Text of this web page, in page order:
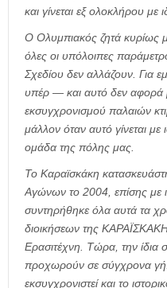
και γίνεται εξ ολοκλήρου με
Ο Ολυμπιακός ζητά κυρίως
όλες οι υπόλοιπες
Σχεδίου δεν αλλάζουν. Για
υπέρ — και αυτό δεν
εκσυγχρονισμού παλαιών
μάλλον όταν αυτό γίνεται με
ομάδα της πόλης μας.
Το Καραϊσκάκη
Αγώνων το 2004, επίσης με
συντηρήθηκε όλα αυτά τα
διοικήσεων της
Ερασιτέχνη. Τώρα, την ίδια
προχωρούν σε σύγχρονα
εκσυγχρονιστεί και το